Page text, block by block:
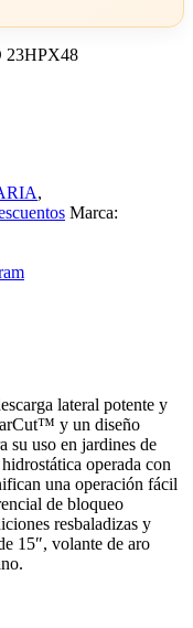
23HPX48
,
Marca:
lateral potente y
y un diseño
su uso en jardines de
operada con
una operación fácil
de bloqueo
resbaladizas y
15″, volante de aro